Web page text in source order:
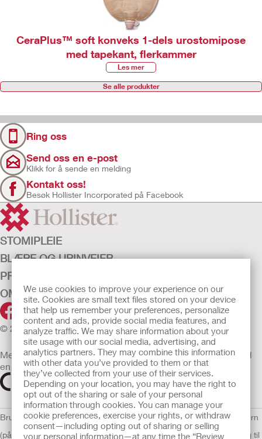
We use cookies to improve your experience on our
site. Cookies are small text files stored on your device
that help us remember your preferences, personalize
content and ads, provide social media features, and
analyze traffic. We may share information about your
site usage with our social media, advertising, and
analytics partners. They may combine this information
with other data you’ve provided to them or that
they’ve collected from your use of their services.
Depending on your location, you may have the right to
opt out of the sharing or sale of your personal
information through cookies. You can manage your
cookie preferences, exercise your rights, or withdraw
consent—including opting out of sharing or selling
your personal information—at any time the “Review
CeraPlus™ soft konveks 1-dels urostomipose
med tapekant, flerkammer
Les mer
Se alle produkter
Ring oss
Send oss en e-post
Klikk for å sende en melding
Kontakt oss!
Besøk Hollister Incorporated på Facebook
STOMIPLEIE
BLÆRE OG URINVEIER
PRODUKTER
OM OSS
© 2026 Hollister Incorporated
Medisinsk utstyr som selges i EU er etter behov merket med
en av følgende symboler
BruksvilkårRetningslinjer for personvernRetningslinjer for personvern
(på engelsk)Informasjonskapsler Åpenhetslov Erklæring EU Varsling til